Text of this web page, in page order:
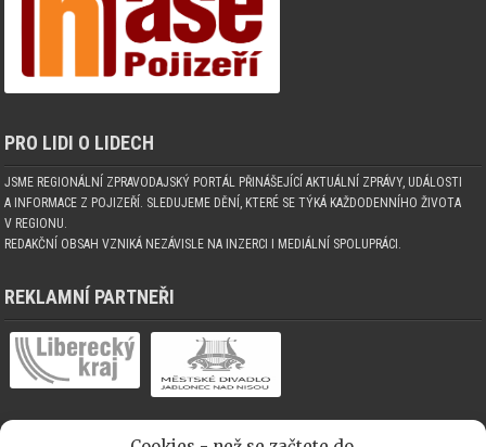
PRO LIDI O LIDECH
JSME REGIONÁLNÍ ZPRAVODAJSKÝ PORTÁL PŘINÁŠEJÍCÍ AKTUÁLNÍ ZPRÁVY, UDÁLOSTI
A INFORMACE Z POJIZEŘÍ. SLEDUJEME DĚNÍ, KTERÉ SE TÝKÁ KAŽDODENNÍHO ŽIVOTA
V REGIONU.
REDAKČNÍ OBSAH VZNIKÁ NEZÁVISLE NA INZERCI I MEDIÁLNÍ SPOLUPRÁCI.
REKLAMNÍ PARTNEŘI